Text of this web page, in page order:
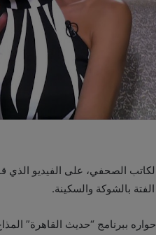
الصحفي، على الفيديو
بالشوكة والسكينة.
ببرنامج “حديث القاهرة”